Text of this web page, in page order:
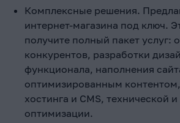
Комплексные решения.
интернет-магазина под ключ.
получите полный пакет услуг:
конкурентов, разработки
функционала, наполнения
оптимизированным
хостинга и CMS, технической
оптимизации.